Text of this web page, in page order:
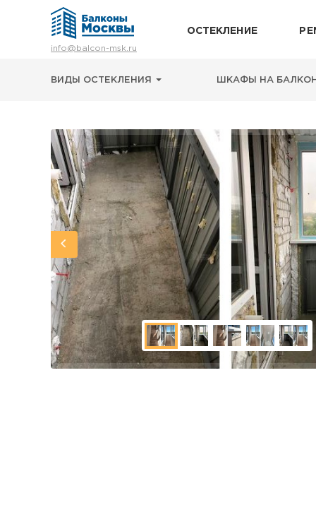
info@balcon-msk.ru
ОСТЕКЛЕНИЕ
ВИДЫ ОСТЕКЛЕНИЯ ШКАФЫ НА БАЛКОН
Остекление
Утепление
Шкафы на балкон
Примеры работ
О нас
Статьи и байки
8 (495) 663-54-79
8-929-637-24-04
ВЫЗВАТЬ ЗАМЕРЩИКА
г. Москва, просп. Мира, 211 корп.2